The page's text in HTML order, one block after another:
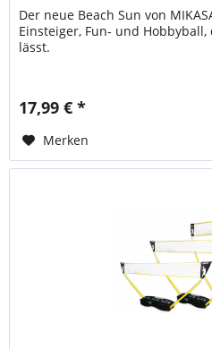
Der neue Beach Sun von
Einsteiger, Fun- und
lässt.
17,99 € *
Merken